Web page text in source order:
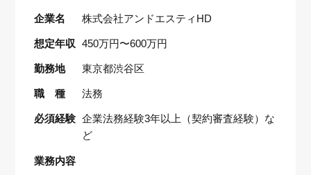
企業名 株式会社アンドエスティHD
想定年収 450万円〜600万円
勤務地 東京都渋谷区
職 種 法務
必須経験 企業法務経験3年以上（契約審査経験）な
ど
業務内容